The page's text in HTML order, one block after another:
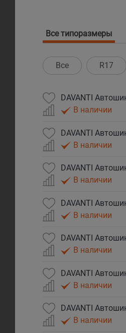
Все типоразмеры
Все R17
DAVANTI
В наличии
DAVANTI
В наличии
DAVANTI
В наличии
DAVANTI
В наличии
DAVANTI
В наличии
DAVANTI
В наличии
DAVANTI
В наличии